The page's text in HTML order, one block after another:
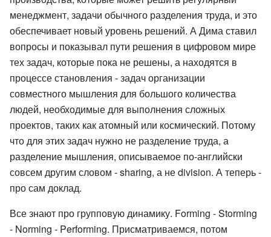
менеджмент, задачи обычного разделения труда, и это
обеспечивает новый уровень решений. А Дима ставил
вопросы и показывал пути решения в цифровом мире
тех задач, которые пока не решены, а находятся в
процессе становления - задач организации
совместного мышления для большого количества
людей, необходимые для выполнения сложных
проектов, таких как атомный или космический. Потому
что для этих задач нужно не разделение труда, а
разделение мышления, описываемое по-английски
совсем другим словом - sharing, а не division. А теперь -
про сам доклад.
Все знают про групповую динамику. Forming - Storming
- Norming - Performing. Присматриваемся, потом